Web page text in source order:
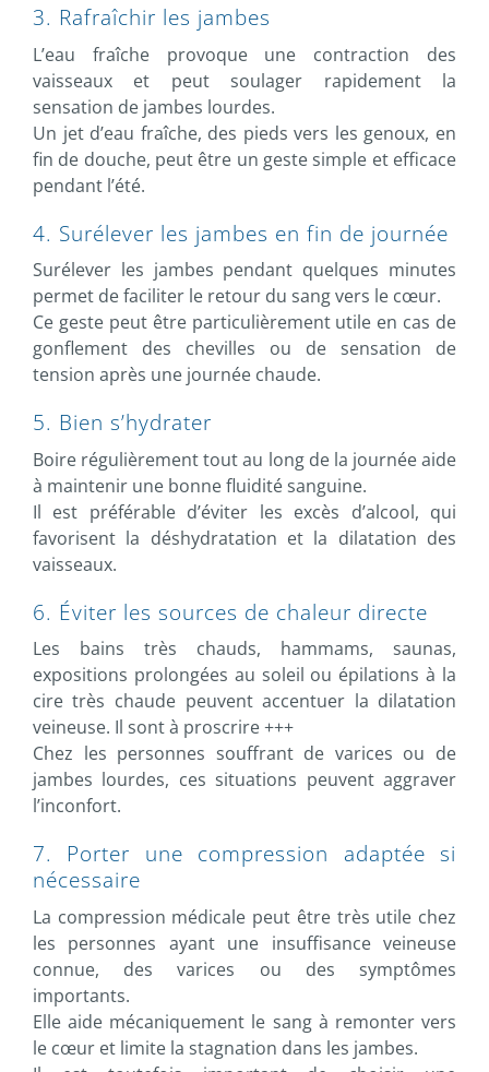
3. Rafraîchir les jambes
L’eau fraîche provoque une contraction des
vaisseaux et peut soulager rapidement la
sensation de jambes lourdes.
Un jet d’eau fraîche, des pieds vers les genoux, en
fin de douche, peut être un geste simple et efficace
pendant l’été.
4. Surélever les jambes en fin de journée
Surélever les jambes pendant quelques minutes
permet de faciliter le retour du sang vers le cœur.
Ce geste peut être particulièrement utile en cas de
gonflement des chevilles ou de sensation de
tension après une journée chaude.
5. Bien s’hydrater
Boire régulièrement tout au long de la journée aide
à maintenir une bonne fluidité sanguine.
Il est préférable d’éviter les excès d’alcool, qui
favorisent la déshydratation et la dilatation des
vaisseaux.
6. Éviter les sources de chaleur directe
Les bains très chauds, hammams, saunas,
expositions prolongées au soleil ou épilations à la
cire très chaude peuvent accentuer la dilatation
veineuse. Il sont à proscrire +++
Chez les personnes souffrant de varices ou de
jambes lourdes, ces situations peuvent aggraver
l’inconfort.
7. Porter une compression adaptée si
nécessaire
La compression médicale peut être très utile chez
les personnes ayant une insuffisance veineuse
connue, des varices ou des symptômes
importants.
Elle aide mécaniquement le sang à remonter vers
le cœur et limite la stagnation dans les jambes.